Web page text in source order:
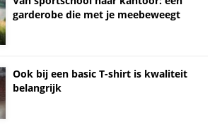
garderobe die met je meebeweegt
Ook bij een basic T-shirt is kwaliteit
belangrijk